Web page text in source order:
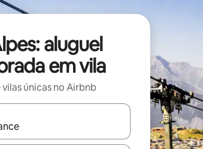
aluguel
em vila
únicas no Airbnb
estiverem disponíveis, explore-os usando as